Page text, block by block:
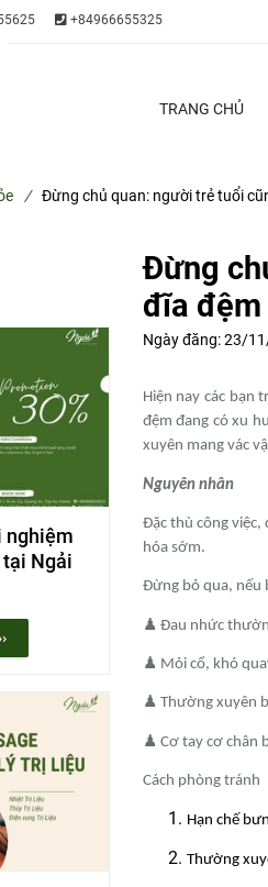
Đừng
đĩa đệm
Ngày đăng:23/
Hiện nay các bạn
đệm đang có xu
xuyên mang vác
Nguyên nhân
Đặc thù công
hóa sớm.
Đừng bỏ qua, nếu
♟ Đau nhức
♟ Mỏi cổ, khó
♟ Thường xuyên
♟ Cơ tay cơ chân
Cách phòng tránh
Hạn chế
Thường
nghiệm
Ngải
/ Đừng chủ quan: người trẻ tuổi
+84966655325
TRANG CHỦ